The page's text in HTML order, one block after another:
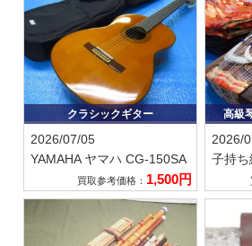
クラシックギター
2026/07/05
YAMAHA ヤマハ CG-150SA
買取参考価格： 1,500円
高級
2026/
子持ち